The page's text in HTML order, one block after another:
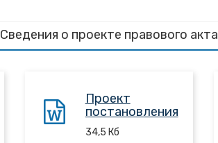
Сведения о проекте правового акта
Проект
постановления
34,5 Кб